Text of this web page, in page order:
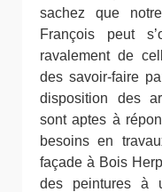
sachez que
François peut
ravalement de
des savoir-faire
disposition des
sont aptes à
besoins en
façade à Bois
des peintures à